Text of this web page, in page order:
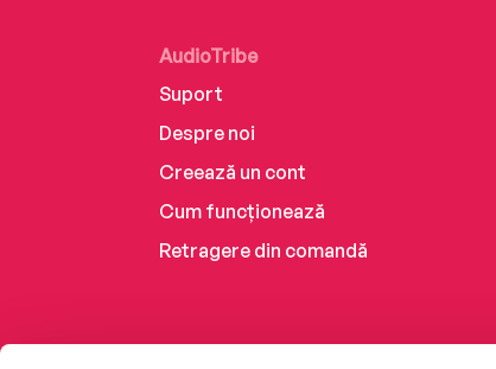
AudioTribe
Suport
Despre noi
Creează un cont
Cum funcționează
Retragere din comandă